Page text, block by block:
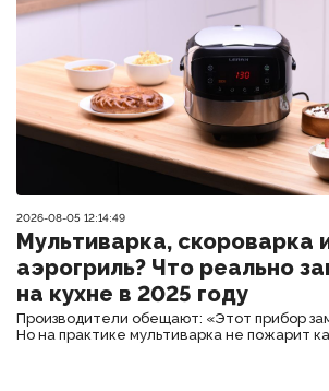
2026-08-05 12:14:49
Мультиварка, скороварка
аэрогриль? Что реально
на кухне в 2025 году
Производители обещают: «Этот прибор
Но на практике мультиварка не пожарит